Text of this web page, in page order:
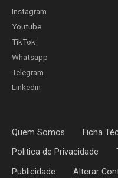
Instagram
Youtube
TikTok
Whatsapp
Telegram
Linkedin
Quem Somos Ficha
Politica de Privacidade
Publicidade Alterar